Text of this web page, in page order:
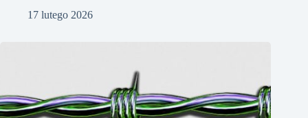
17 lutego 2026